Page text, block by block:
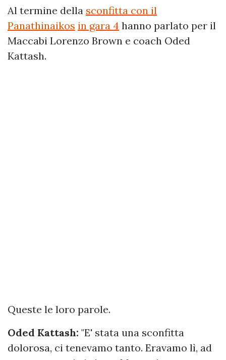
Al termine della sconfitta con il
Panathinaikos in gara 4 hanno parlato per il
Maccabi Lorenzo Brown e coach Oded
Kattash.
Queste le loro parole.
Oded Kattash: "E' stata una sconfitta
dolorosa, ci tenevamo tanto. Eravamo lì, ad